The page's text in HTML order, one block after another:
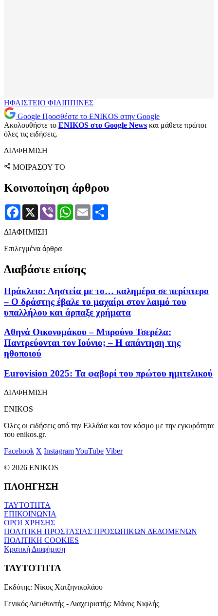
ΗΦΑΙΣΤΕΙΟ ΦΙΛΙΠΠΙΝΕΣ
Google Προσθέστε το ENIKOS στην Google
Ακολουθήστε το ENIKOS στο Google News και μάθετε πρώτοι
όλες τις ειδήσεις.
ΔΙΑΦΗΜΙΣΗ
ΜΟΙΡΑΣΟΥ ΤΟ
Κοινοποίηση άρθρου
Facebook
X Viber WhatsApp
Email
ΔΙΑΦΗΜΙΣΗ
Επιλεγμένα άρθρα
Διαβάστε επίσης
Ηράκλειο: Ληστεία με το… καλημέρα σε περίπτερο
– Ο δράστης έβαλε το μαχαίρι στον λαιμό του
υπαλλήλου και άρπαξε χρήματα
Αθηνά Οικονομάκου – Μπρούνο Τσερέλα:
Παντρεύονται τον Ιούνιο; – Η απάντηση της
ηθοποιού
Eurovision 2025: Τα φαβορί του πρώτου ημιτελικού
ΔΙΑΦΗΜΙΣΗ
ENIKOS
Όλες οι ειδήσεις από την Ελλάδα και τον κόσμο με την εγκυρότητα
του enikos.gr.
Facebook X InstagramYouTube Viber
© 2026 ENIKOS
ΠΛΟΗΓΗΣΗ
ΤΑΥΤΟΤΗΤΑ
ΕΠΙΚΟΙΝΩΝΙΑ
ΟΡΟΙ ΧΡΗΣΗΣ
ΠΟΛΙΤΙΚΗ ΠΡΟΣΤΑΣΙΑΣ ΠΡΟΣΩΠΙΚΩΝ ΔΕΔΟΜΕΝΩΝ
ΠΟΛΙΤΙΚΗ COOKIES
Κρατική Διαφήμιση
ΤΑΥΤΟΤΗΤΑ
Εκδότης: Νίκος Χατζηνικολάου
Γενικός Διευθυντής - Διαχειριστής: Μάνος Νιφλής